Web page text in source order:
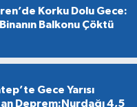
Korku Dolu Gece:
Balkonu Çöktü
Gece Yarısı
Deprem:Nurdağı 4,5